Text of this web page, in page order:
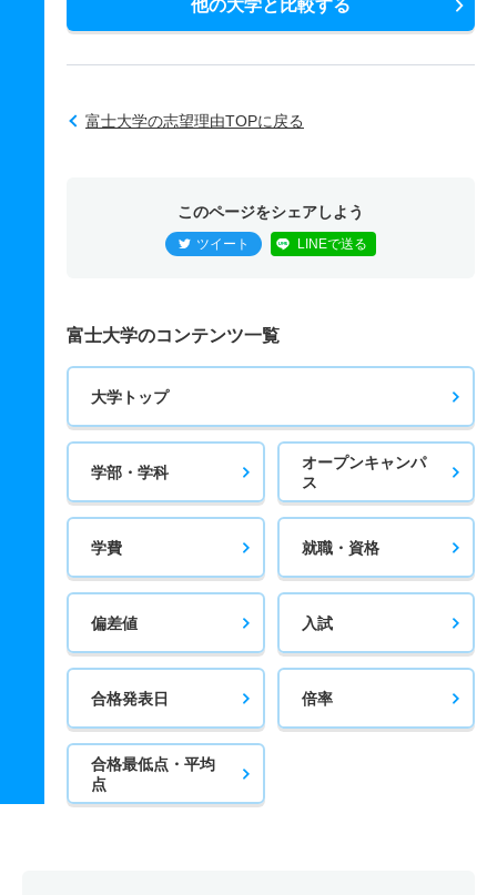
他の大学と比較する
富士大学の志望理由TOPに戻る
このページをシェアしよう
ツイート LINEで送る
富士大学のコンテンツ一覧
大学トップ
学部・学科
オープンキャンパ
ス
学費 就職・資格
偏差値 入試
合格発表日 倍率
合格最低点・平均
点